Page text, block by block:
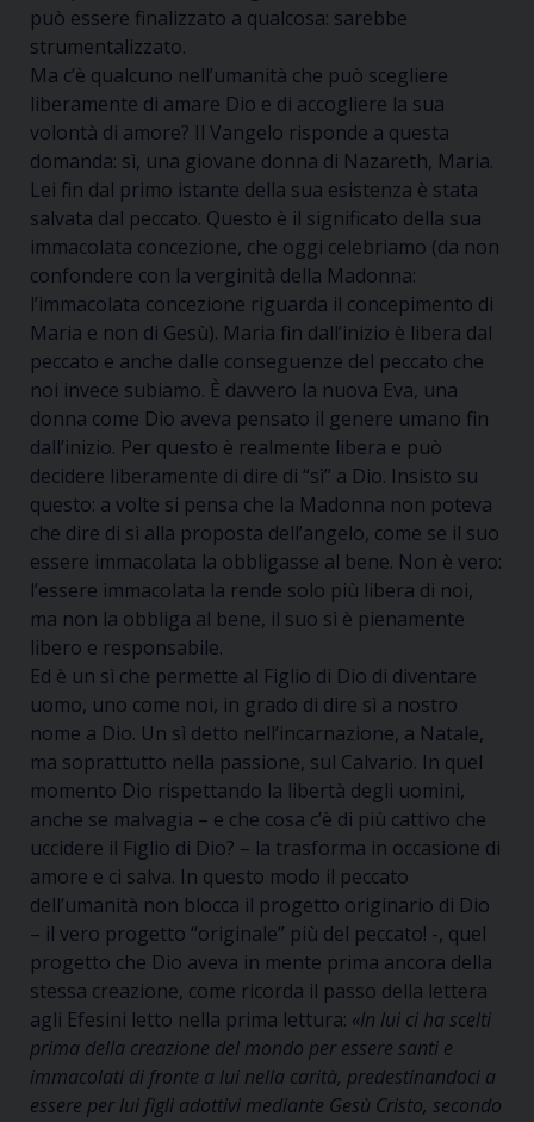
può essere finalizzato a qualcosa: sarebbe
strumentalizzato.
Ma c’è qualcuno nell’umanità che può scegliere
liberamente di amare Dio e di accogliere la sua
volontà di amore? Il Vangelo risponde a questa
domanda: sì, una giovane donna di Nazareth, Maria.
Lei fin dal primo istante della sua esistenza è stata
salvata dal peccato. Questo è il significato della sua
immacolata concezione, che oggi celebriamo (da non
confondere con la verginità della Madonna:
l’immacolata concezione riguarda il concepimento di
Maria e non di Gesù). Maria fin dall’inizio è libera dal
peccato e anche dalle conseguenze del peccato che
noi invece subiamo. È davvero la nuova Eva, una
donna come Dio aveva pensato il genere umano fin
dall’inizio. Per questo è realmente libera e può
decidere liberamente di dire di “sì” a Dio. Insisto su
questo: a volte si pensa che la Madonna non poteva
che dire di sì alla proposta dell’angelo, come se il suo
essere immacolata la obbligasse al bene. Non è vero:
l’essere immacolata la rende solo più libera di noi,
ma non la obbliga al bene, il suo sì è pienamente
libero e responsabile.
Ed è un sì che permette al Figlio di Dio di diventare
uomo, uno come noi, in grado di dire sì a nostro
nome a Dio. Un sì detto nell’incarnazione, a Natale,
ma soprattutto nella passione, sul Calvario. In quel
momento Dio rispettando la libertà degli uomini,
anche se malvagia – e che cosa c’è di più cattivo che
uccidere il Figlio di Dio? – la trasforma in occasione di
amore e ci salva. In questo modo il peccato
dell’umanità non blocca il progetto originario di Dio
– il vero progetto “originale” più del peccato! -, quel
progetto che Dio aveva in mente prima ancora della
stessa creazione, come ricorda il passo della lettera
agli Efesini letto nella prima lettura: «In lui ci ha scelti
prima della creazione del mondo per essere santi e
immacolati di fronte a lui nella carità, predestinandoci a
essere per lui figli adottivi mediante Gesù Cristo, secondo